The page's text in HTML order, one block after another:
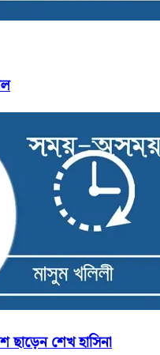
ছাড়েন শেখ হাসিনা